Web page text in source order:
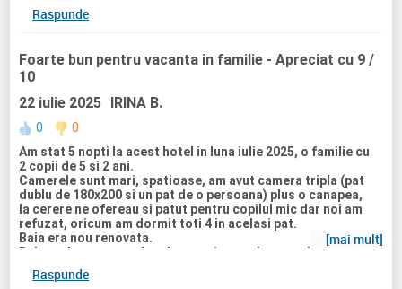
Raspunde
Foarte bun pentru vacanta in familie - Apreciat cu 9 /
10
22 iulie 2025 IRINA B.
0
0
Am stat 5 nopti la acest hotel in luna iulie 2025, o familie cu
2 copii de 5 si 2 ani.
Camerele sunt mari, spatioase, am avut camera tripla (pat
dublu de 180x200 si un pat de o persoana) plus o canapea,
la cerere ne ofereau si patut pentru copilul mic dar noi am
refuzat, oricum am dormit toti 4 in acelasi pat.
Baia era nou renovata.
Balconul avea zona de relaxare si zona de uscat haine/
prosoape.
Am apreciat foarte mult faptul ca sunt construite căsuțele
[mai mult]
Raspunde